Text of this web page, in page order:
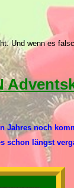
Und wenn es
Jahres noch
schon längst